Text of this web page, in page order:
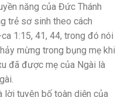
năng của Đức Thánh
trẻ sơ sinh theo cách
1:15, 41, 44, trong đó nói
mừng trong bụng mẹ khi
đã được mẹ của Ngài là
lời tuyên bố toàn diện của